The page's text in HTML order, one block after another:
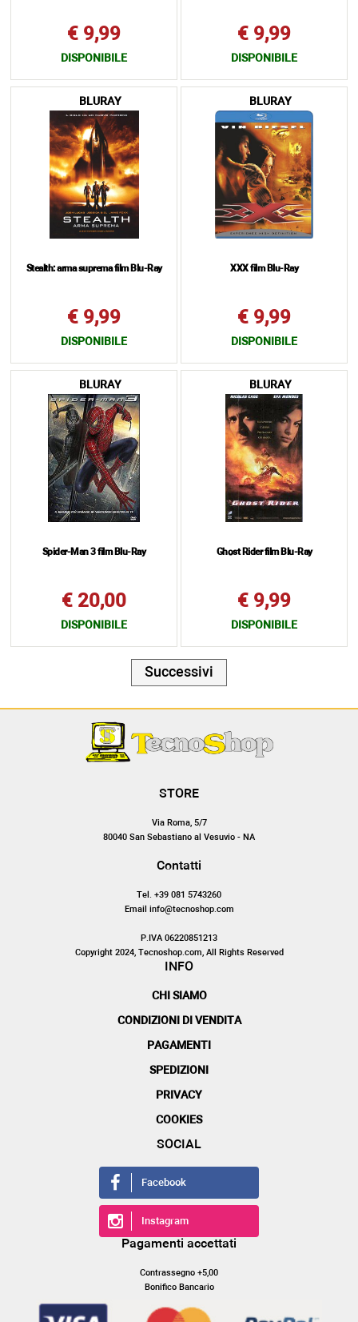
€ 9,99
DISPONIBILE
€ 9,99
DISPONIBILE
BLURAY
Stealth: arma suprema film Blu-Ray
€ 9,99
DISPONIBILE
BLURAY
XXX film Blu-Ray
€ 9,99
DISPONIBILE
BLURAY
Spider-Man 3 film Blu-Ray
€ 20,00
DISPONIBILE
BLURAY
Ghost Rider film Blu-Ray
€ 9,99
DISPONIBILE
Successivi
STORE
Via Roma, 5/7
80040 San Sebastiano al Vesuvio - NA
Contatti
Tel. +39 081 5743260
Email info@tecnoshop.com
P.IVA 06220851213
Copyright 2024, Tecnoshop.com, All Rights Reserved
INFO
CHI SIAMO
CONDIZIONI DI VENDITA
PAGAMENTI
SPEDIZIONI
PRIVACY
COOKIES
SOCIAL
Facebook
Instagram
Pagamenti accettati
Contrassegno +5,00
Bonifico Bancario